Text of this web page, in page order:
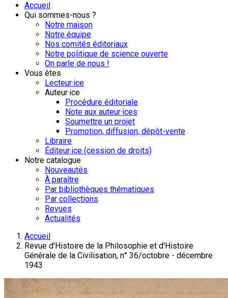
Accueil
Qui sommes-nous ?
Notre maison
Notre équipe
Nos comités éditoriaux
Notre politique de science ouverte
On parle de nous !
Vous êtes
Lecteur·ice
Auteur·ice
Procédure éditoriale
Note aux auteur·ices
Soumettre un projet
Promotion, diffusion, dépôt-vente
Libraire
Éditeur·ice (cession de droits)
Notre catalogue
Nouveautés
À paraître
Par bibliothèques thématiques
Par collections
Revues
Actualités
Accueil
Revue d'Histoire de la Philosophie et d'Histoire
Générale de la Civilisation, n° 36/octobre - décembre
1943